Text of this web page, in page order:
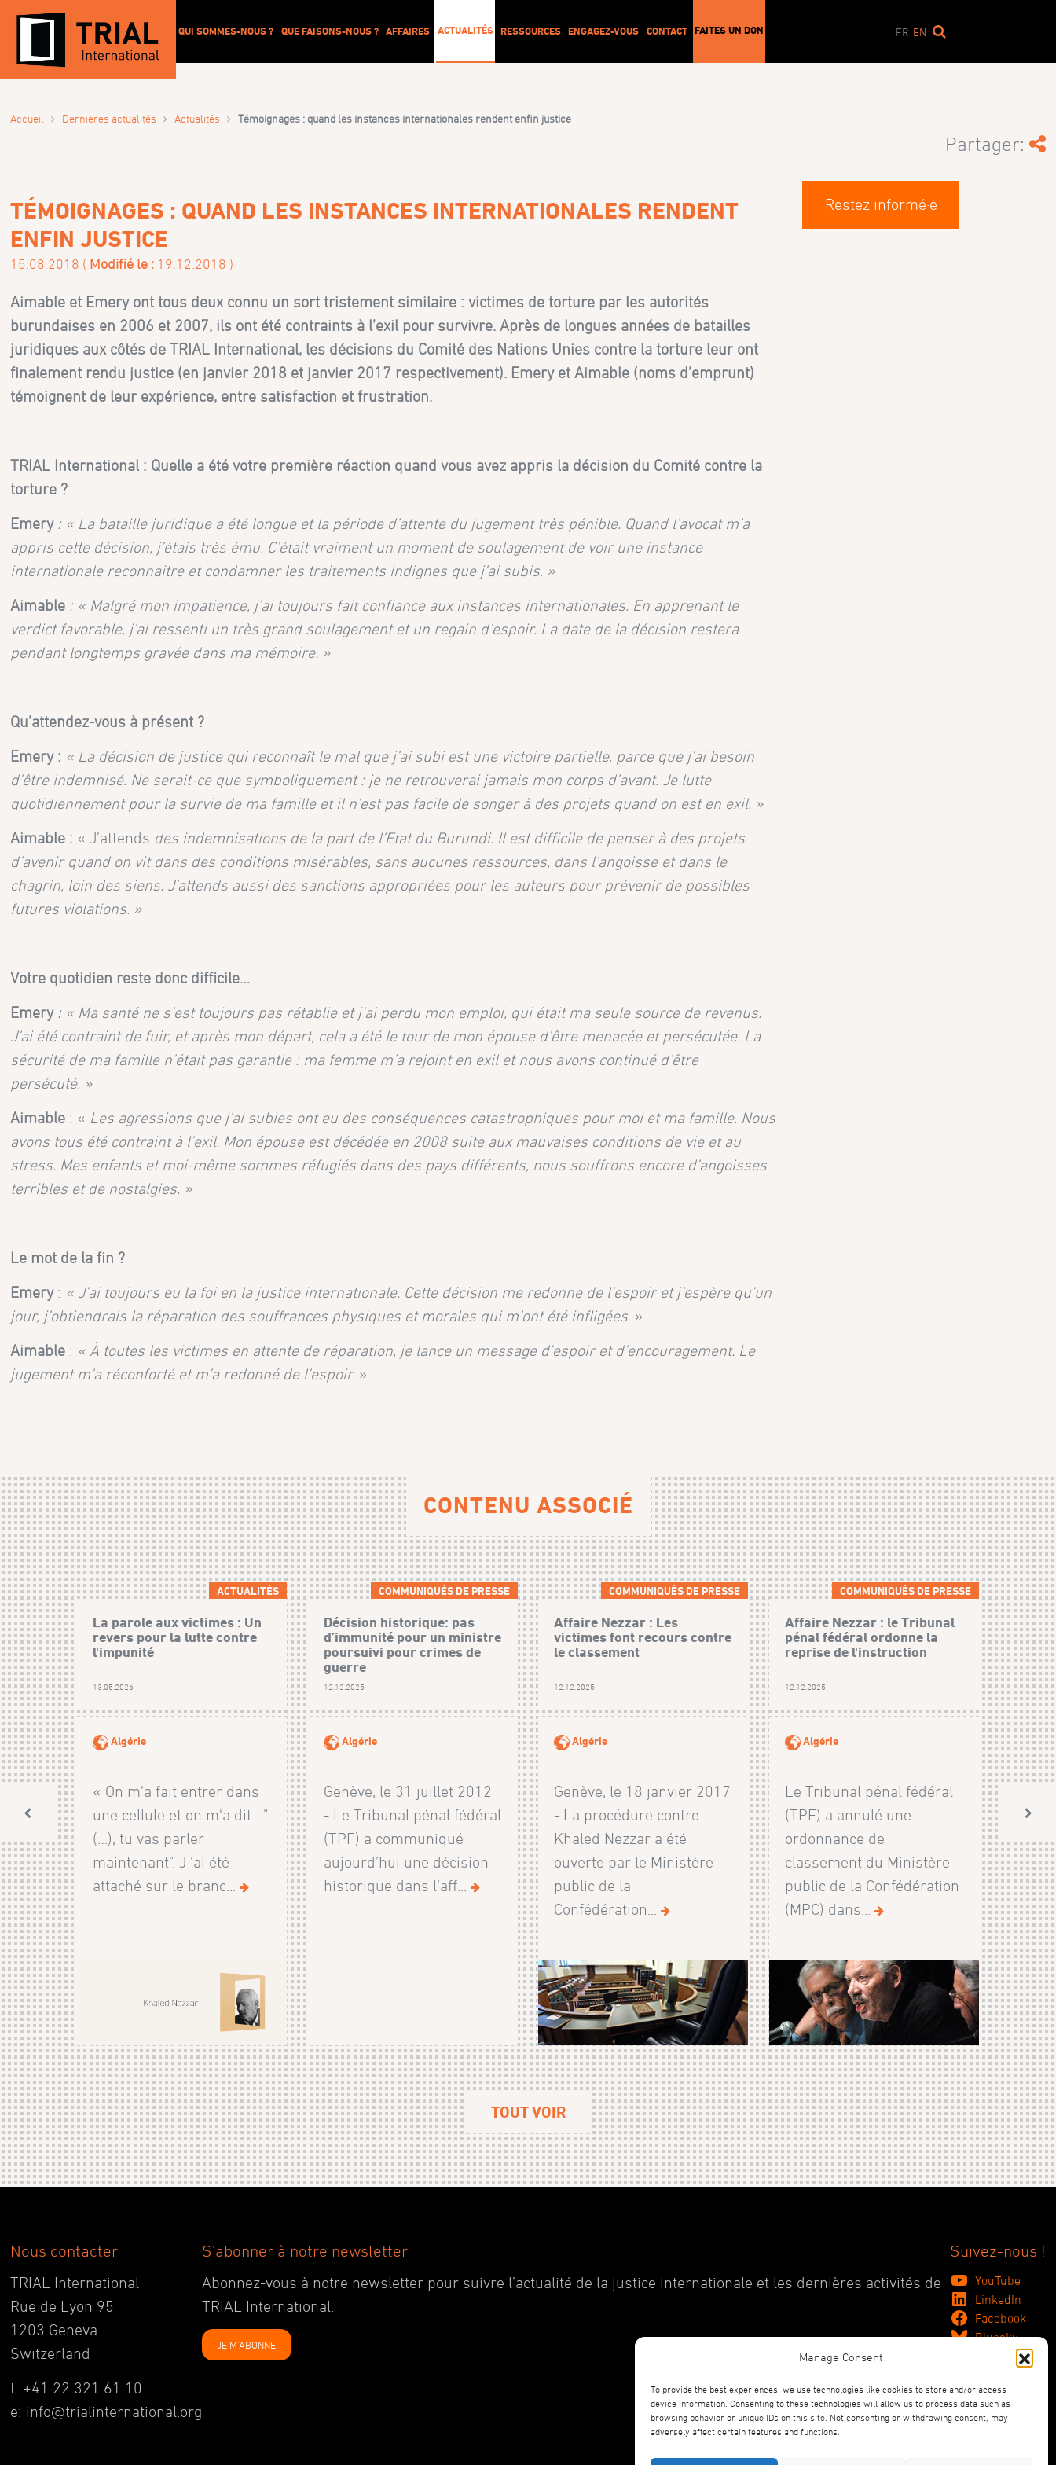
Manage Consent
To provide the best experiences, we use technologies like cookies to store and/or access
device information. Consenting to these technologies will allow us to process data such as
browsing behavior or unique IDs on this site. Not consenting or withdrawing consent, may
adversely affect certain features and functions.
QUI SOMMES-NOUS ? QUE FAISONS-NOUS ? AFFAIRES ACTUALITÉS RESSOURCES ENGAGEZ-VOUS CONTACT FAITES UN DON FR EN
Accueil › Dernières actualités › Actualités › Témoignages : quand les instances internationales rendent enfin justice
Partager:
TÉMOIGNAGES : QUAND LES INSTANCES INTERNATIONALES RENDENT
ENFIN JUSTICE
15.08.2018 ( Modifié le : 19.12.2018 )
Aimable et Emery ont tous deux connu un sort tristement similaire : victimes de torture par les autorités
burundaises en 2006 et 2007, ils ont été contraints à l’exil pour survivre. Après de longues années de batailles
juridiques aux côtés de TRIAL International, les décisions du Comité des Nations Unies contre la torture leur ont
finalement rendu justice (en janvier 2018 et janvier 2017 respectivement). Emery et Aimable (noms d’emprunt)
témoignent de leur expérience, entre satisfaction et frustration.
TRIAL International : Quelle a été votre première réaction quand vous avez appris la décision du Comité contre la
torture ?
Emery : « La bataille juridique a été longue et la période d’attente du jugement très pénible. Quand l’avocat m’a
appris cette décision, j’étais très ému. C’était vraiment un moment de soulagement de voir une instance
internationale reconnaitre et condamner les traitements indignes que j’ai subis. »
Aimable : « Malgré mon impatience, j’ai toujours fait confiance aux instances internationales. En apprenant le
verdict favorable, j’ai ressenti un très grand soulagement et un regain d’espoir. La date de la décision restera
pendant longtemps gravée dans ma mémoire. »
Qu’attendez-vous à présent ?
Emery : « La décision de justice qui reconnaît le mal que j’ai subi est une victoire partielle, parce que j’ai besoin
d’être indemnisé. Ne serait-ce que symboliquement : je ne retrouverai jamais mon corps d’avant. Je lutte
quotidiennement pour la survie de ma famille et il n’est pas facile de songer à des projets quand on est en exil. »
Aimable : « J’attends des indemnisations de la part de l’Etat du Burundi. Il est difficile de penser à des projets
d’avenir quand on vit dans des conditions misérables, sans aucunes ressources, dans l’angoisse et dans le
chagrin, loin des siens. J’attends aussi des sanctions appropriées pour les auteurs pour prévenir de possibles
futures violations. »
Votre quotidien reste donc difficile…
Emery: « Ma santé ne s’est toujours pas rétablie et j’ai perdu mon emploi, qui était ma seule source de revenus.
J’ai été contraint de fuir, et après mon départ, cela a été le tour de mon épouse d’être menacée et persécutée. La
sécurité de ma famille n’était pas garantie : ma femme m’a rejoint en exil et nous avons continué d’être
persécuté. »
Aimable : « Les agressions que j’ai subies ont eu des conséquences catastrophiques pour moi et ma famille. Nous
avons tous été contraint à l’exil. Mon épouse est décédée en 2008 suite aux mauvaises conditions de vie et au
stress. Mes enfants et moi-même sommes réfugiés dans des pays différents, nous souffrons encore d’angoisses
terribles et de nostalgies. »
Le mot de la fin ?
Emery: « J’ai toujours eu la foi en la justice internationale. Cette décision me redonne de l’espoir et j’espère qu’un
jour, j’obtiendrais la réparation des souffrances physiques et morales qui m’ont été infligées . »
Aimable : « À toutes les victimes en attente de réparation, je lance un message d’espoir et d’encouragement. Le
jugement m’a réconforté et m’a redonné de l’espoir. »
Restez informé·e
CONTENU ASSOCIÉ
ACTUALITÉS
La parole aux victimes : Un
revers pour la lutte contre
l'impunité
13.05.2026
Algérie
« On m'a fait entrer dans
une cellule et on m'a dit : "
(…), tu vas parler
maintenant". J 'ai été
attaché sur le branc...
COMMUNIQUÉS DE PRESSE
Décision historique: pas
d’immunité pour un ministre
poursuivi pour crimes de
guerre
12.12.2025
Algérie
Genève, le 31 juillet 2012
- Le Tribunal pénal fédéral
(TPF) a communiqué
aujourd’hui une décision
historique dans l’aff...
COMMUNIQUÉS DE PRESSE
Affaire Nezzar : Les
victimes font recours contre
le classement
12.12.2025
Algérie
Genève, le 18 janvier 2017
- La procédure contre
Khaled Nezzar a été
ouverte par le Ministère
public de la
Confédération...
COMMUNIQUÉS DE PRESSE
Affaire Nezzar : le Tribunal
pénal fédéral ordonne la
reprise de l'instruction
12.12.2025
Algérie
Le Tribunal pénal fédéral
(TPF) a annulé une
ordonnance de
classement du Ministère
public de la Confédération
(MPC) dans...
TOUT VOIR
Nous contacter
TRIAL International
Rue de Lyon 95
1203 Geneva
Switzerland
t: +41 22 321 61 10
e: info@trialinternational.org
S'abonner à notre newsletter
Abonnez-vous à notre newsletter pour suivre l’actualité de la justice internationale et les dernières activités de
TRIAL International.
JE M'ABONNE
Suivez-nous !
YouTube
LinkedIn
Facebook
Bluesky